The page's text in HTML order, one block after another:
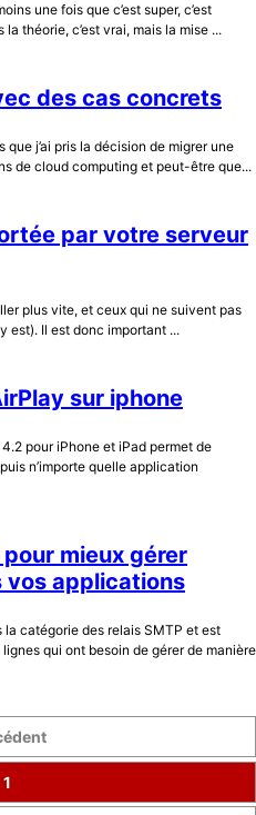
une fois que c’est super, c’est
théorie, c’est vrai, mais la mise ...
des cas concrets
j’ai pris la décision de migrer une
de cloud computing et peut-être que...
par votre serveur
plus vite, et ceux qui ne suivent pas
est). Il est donc important ...
sur iphone
pour iPhone et iPad permet de
n’importe quelle application
pour mieux gérer
vos applications
catégorie des relais SMTP et est
qui ont besoin de gérer de manière
1